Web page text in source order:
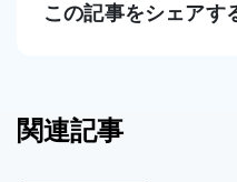
この記事をシェアす
関連記事